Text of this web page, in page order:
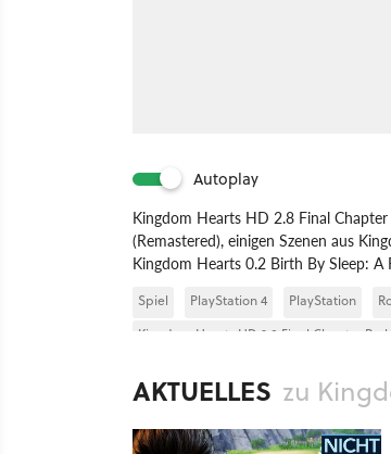
Autoplay
Kingdom Hearts HD 2.8 Final
(Remastered), einigen Szenen aus
Kingdom Hearts 0.2 Birth By Sleep: A
Spiel PlayStation 4 PlayStation
Kingdom Hearts HD 2.8 Final Chapter
AKTUELLES zu